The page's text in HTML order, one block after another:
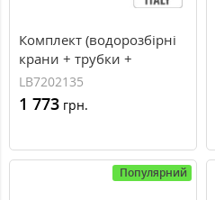
Комплект (водорозбірні
крани + трубки +
кульовий кран) Atlas KIT
IN LINE FILTER
LB7202135
1 773 грн.
Популярний